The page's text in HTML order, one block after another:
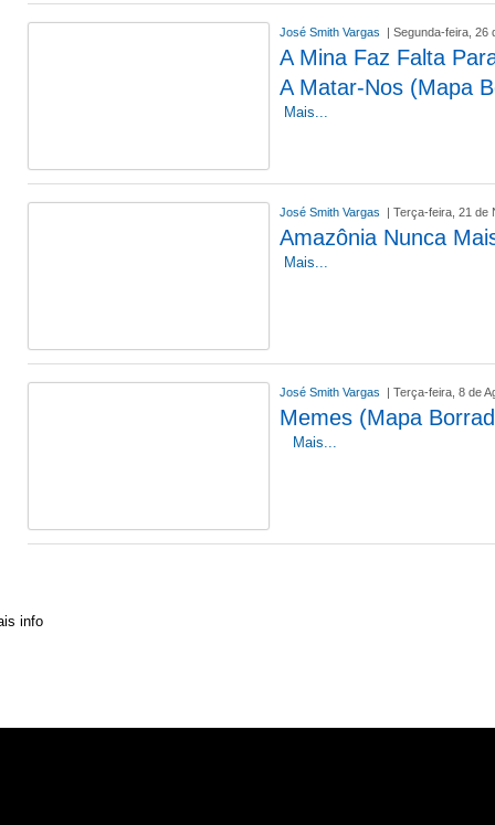
José Smith Vargas | Segunda-feira, 26
A Mina Faz Falta
A Matar-Nos (Mapa
Mais...
José Smith Vargas | Terça-feira, 21 de
Amazônia Nunca
Mais...
José Smith Vargas | Terça-feira, 8 de
Memes (Mapa
Mais...